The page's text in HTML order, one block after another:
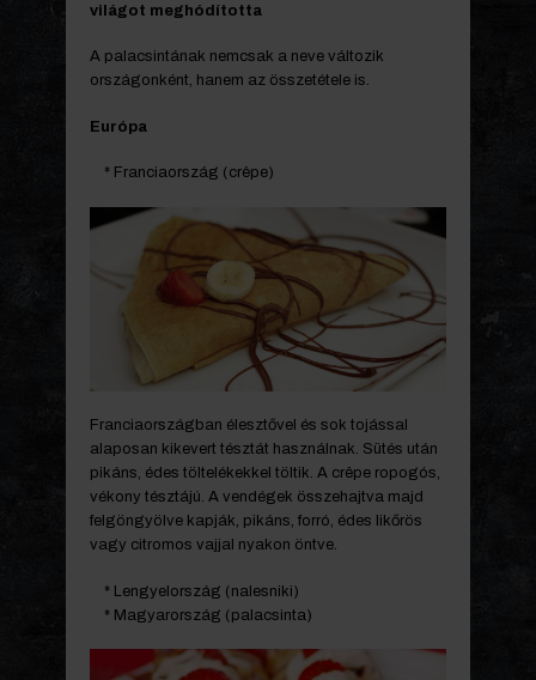
világot meghódította
A palacsintának nemcsak a neve változik
országonként, hanem az összetétele is.
Európa
* Franciaország (crêpe)
Franciaországban élesztővel és sok tojással
alaposan kikevert tésztát használnak. Sütés után
pikáns, édes töltelékekkel töltik. A crêpe ropogós,
vékony tésztájú. A vendégek összehajtva majd
felgöngyölve kapják, pikáns, forró, édes likőrös
vagy citromos vajjal nyakon öntve.
* Lengyelország (nalesniki)
* Magyarország (palacsinta)